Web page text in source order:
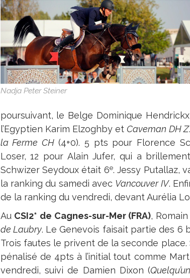
Nadja Peter Steiner
poursuivant, le Belge Dominique
l’Egyptien Karim Elzoghby etCaveman DH Z
la Ferme CH(4+0). 5 pts pour Florence
Loser, 12 pour Alain Jufer, qui a
Schwizer Seydoux était 6e. Jessy Putallaz,
la ranking du samedi avec Vancouver IV.
de la ranking du vendredi, devant Aurélia
Au CSI2* de Cagnes-sur-Mer (FRA),
de Laubry. Le Genevois faisait partie des 6
Trois fautes le privent de la seconde place.
pénalisé de 4pts à l’initial tout comme
vendredi, suivi de Damien Dixon (